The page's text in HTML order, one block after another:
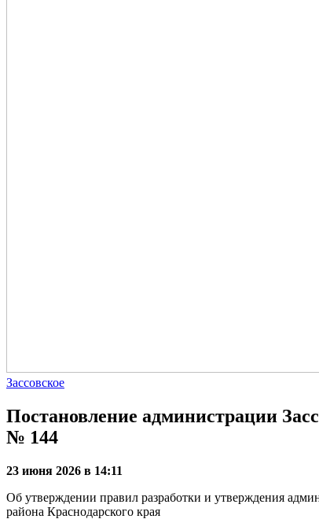
Зассовское
Постановление администрации
№ 144
23 июня 2026 в 14:11
Об утверждении правил разработки и утверждения
района Краснодарского края